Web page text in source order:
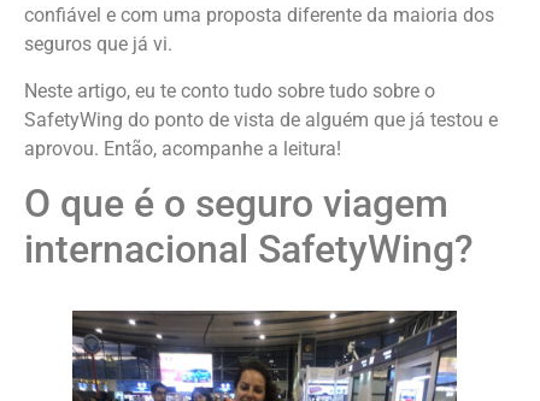
confiável e com uma proposta diferente da maioria dos
seguros que já vi.
Neste artigo, eu te conto tudo sobre tudo sobre o
SafetyWing do ponto de vista de alguém que já testou e
aprovou. Então, acompanhe a leitura!
O que é o seguro viagem
internacional SafetyWing?